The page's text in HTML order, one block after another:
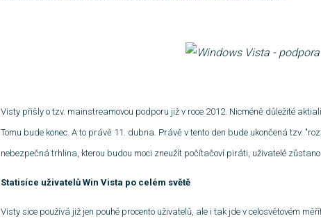
Visty přišly o tzv. mainstreamovou podporu již v roce 2012. Nicméně důležité
Tomu bude konec. A to právě 11. dubna. Právě v tento den bude ukončená tzv.
nebezpečná trhlina, kterou budou moci zneužít počítačoví piráti, uživatelé
Statisíce uživatelů Win Vista po celém světě
Visty sice používá již jen pouhé procento uživatelů, ale i tak jde v celosvětovém